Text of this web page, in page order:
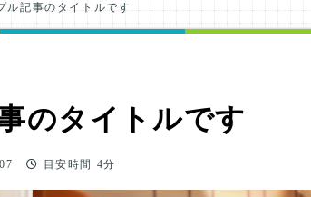
ル記事のタイトルです
のタイトルです
目安時間 4分